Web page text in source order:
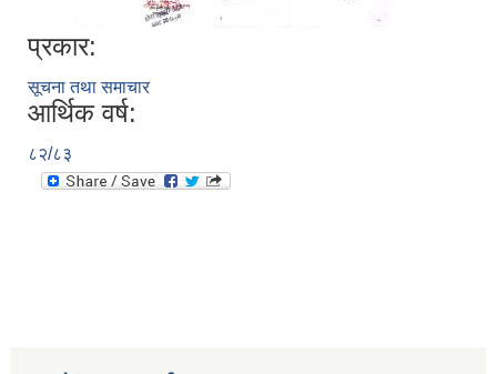
प्रकार:
सूचना तथा समाचार
आर्थिक वर्ष:
८२/८३